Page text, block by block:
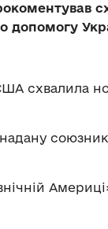
допомогу
схвалила